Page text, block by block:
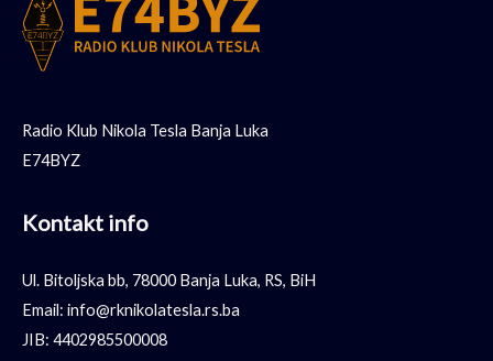
Radio Klub Nikola Tesla Banja Luka
E74BYZ
Kontakt info
Ul. Bitoljska bb, 78000 Banja Luka, RS, BiH
Email: info@rknikolatesla.rs.ba
JIB: 4402985500008